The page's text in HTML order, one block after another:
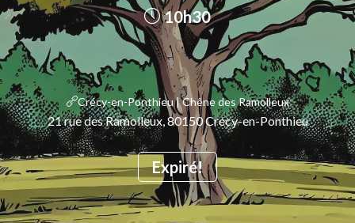
Expiré!
10h30
Crécy-en-Ponthieu | Chêne des Ramolleux
21 rue des Ramolleux, 80150 Crécy-en-Ponthieu